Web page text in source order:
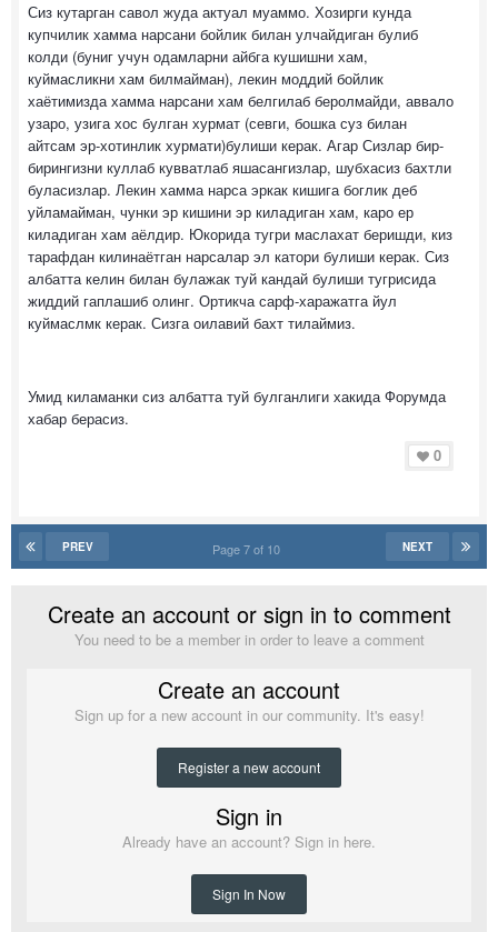
Сиз кутарган савол жуда актуал муаммо. Хозирги кунда
купчилик хамма нарсани бойлик билан улчайдиган булиб
колди (буниг учун одамларни айбга кушишни хам,
куймасликни хам билмайман), лекин моддий бойлик
хаётимизда хамма нарсани хам белгилаб беролмайди, аввало
узаро, узига хос булган хурмат (севги, бошка суз билан
айтсам эр-хотинлик хурмати)булиши керак. Агар Сизлар бир-
бирингизни куллаб кувватлаб яшасангизлар, шубхасиз бахтли
буласизлар. Лекин хамма нарса эркак кишига боглик деб
уйламайман, чунки эр кишини эр киладиган хам, каро ер
киладиган хам аёлдир. Юкорида тугри маслахат беришди, киз
тарафдан килинаётган нарсалар эл катори булиши керак. Сиз
албатта келин билан булажак туй кандай булиши тугрисида
жиддий гаплашиб олинг. Ортикча сарф-харажатга йул
куймаслмк керак. Сизга оилавий бахт тилаймиз.
Умид киламанки сиз албатта туй булганлиги хакида Форумда
хабар берасиз.
0
PREV NEXT
Page 7 of 10
Create an account or sign in to comment
You need to be a member in order to leave a comment
Create an account
Sign up for a new account in our community. It's easy!
Register a new account
Sign in
Already have an account? Sign in here.
Sign In Now